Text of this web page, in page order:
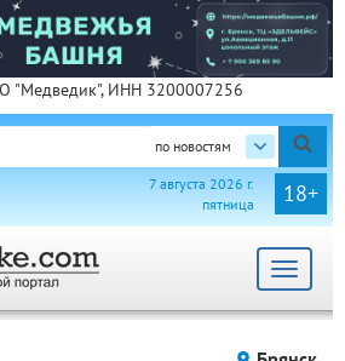
"Медведик", ИНН 3200007256
по новостям
18+
7 августа 2026 г.
пятница
Toggle